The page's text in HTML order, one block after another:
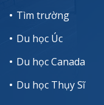
Tìm trường
Du học Úc
Du học Canada
Du học Thụy Sĩ